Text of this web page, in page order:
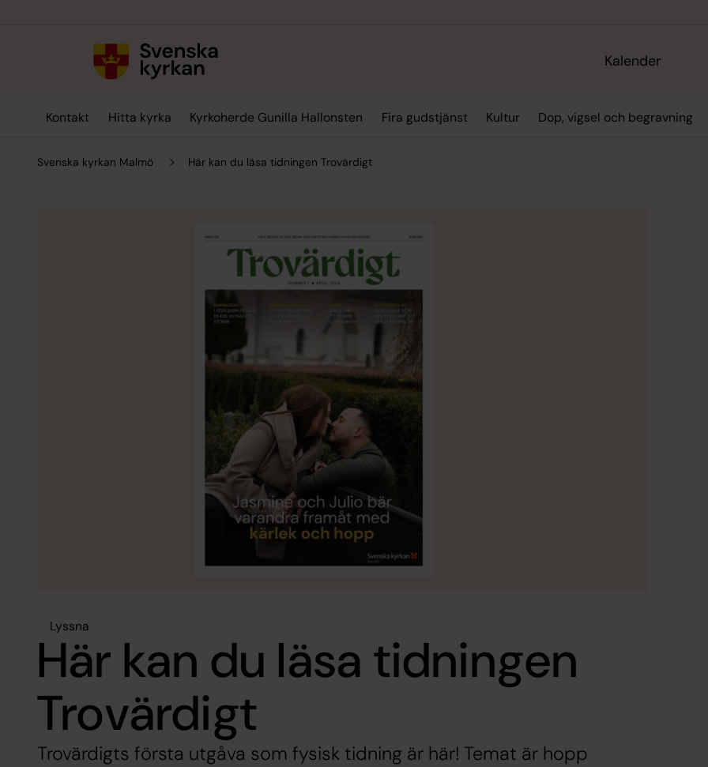
Kalender
Kontakt Hitta kyrka Kyrkoherde Gunilla Hallonsten Fira gudstjänst Kultur Dop, vigsel och begravning
Svenska kyrkan Malmö Här kan du läsa tidningen Trovärdigt
Lyssna
Här kan du läsa tidningen
Trovärdigt
Trovärdigts första utgåva som fysisk tidning är här! Temat är hopp